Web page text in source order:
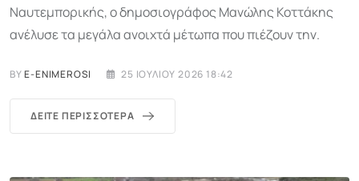
Ναυτεμπορικής, ο δημοσιογράφος Μανώλης Κοττάκης
ανέλυσε τα μεγάλα ανοιχτά μέτωπα που πιέζουν την.
BYE-ENIMEROSI 25 ΙΟΥΛΊΟΥ 2026 18:42
ΔΕΊΤΕ ΠΕΡΙΣΣΌΤΕΡΑ